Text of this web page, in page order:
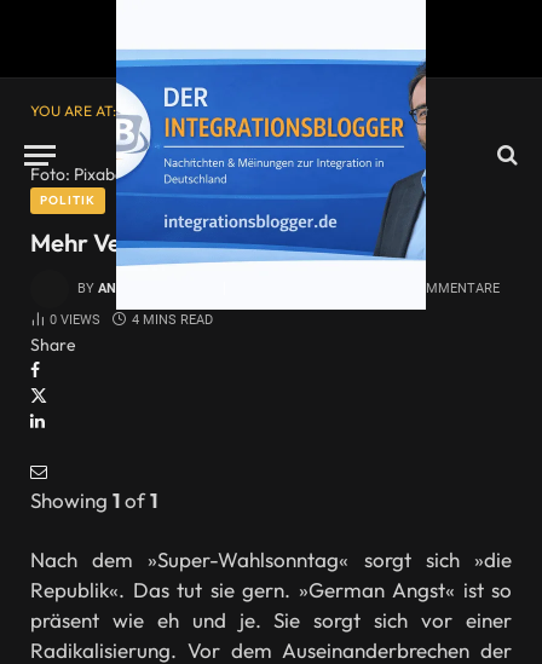
YOU ARE AT: Startseite» Mehr Vertrauen – weniger Angst
Foto: Pixabay
POLITIK
Mehr Vertrauen – weniger Angst
BY ANDREAS MOLAU KEINE KOMMENTARE
0 VIEWS 4 MINS READ
Share
Showing 1of1
Nach dem »Super-Wahlsonntag« sorgt sich »die
Republik«. Das tut sie gern. »German Angst« ist so
präsent wie eh und je. Sie sorgt sich vor einer
Radikalisierung. Vor dem Auseinanderbrechen der